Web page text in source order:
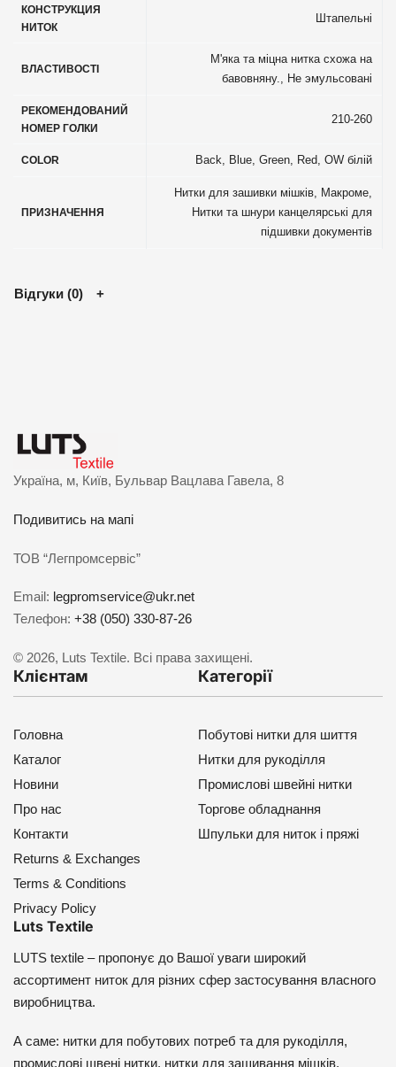
КОНСТРУКЦИЯ
НИТОК
Штапельні
ВЛАСТИВОСТІ
М'яка та міцна нитка схожа на
бавовняну.
Не эмульсовані
РЕКОМЕНДОВАНИЙ
НОМЕР ГОЛКИ
210-260
COLOR Back, Blue, Green, Red, OW білій
ПРИЗНАЧЕННЯ
Нитки для зашивки мішків, Макроме,
Нитки та шнури канцелярські для
підшивки документів
Відгуки (0)
Україна, м, Київ, Бульвар Вацлава Гавела, 8
Подивитись на мапі
ТОВ “Легпромсервіс”
Email: legpromservice@ukr.net
Телефон: +38 (050) 330-87-26
© 2026, Luts Textile. Всі права захищені.
Клієнтам
Головна
Каталог
Новини
Про нас
Контакти
Returns & Exchanges
Terms & Conditions
Privacy Policy
Категорії
Побутові нитки для шиття
Нитки для рукоділля
Промислові швейні нитки
Торгове обладнання
Шпульки для ниток і пряжі
Luts Textile
LUTS textile – пропонує до Вашої уваги широкий
ассортимент ниток для різних сфер застосування власного
виробництва.
А саме: нитки для побутових потреб та для рукоділля,
промислові швені нитки, нитки для зашивання мішків,